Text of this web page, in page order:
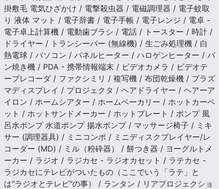
掛敷毛 電気ひざかけ / 電撃殺虫器 / 電磁調理器 / 電子蚊取
り 液体 マット / 電子辞書 / 電子手帳 / 電子レンジ / 電卓 -
電子卓上計算機 / 電動歯ブラシ / 電話 / トースター / 時計 /
ドライヤー / トランシーバー (無線機) / 生ごみ処理機 / 白
熱電球 / パソコン / パネルヒーター / ハロゲンヒーター / パ
ン焼き機 / PDA - 携帯情報端末 / ビデオカメラ / ビデオテ
ープレコーダ / ファクシミリ / 複写機 / 布団乾燥機 / プラズ
マディスプレイ / プロジェクタ / ヘアドライヤー / ヘアーア
イロン / ホームシアター / ホームベーカリー / ホットカーペ
ット / ホットサンドメーカー / ホットプレート / ポンプ 風
呂水ポンプ 水道ポンプ 揚水ポンプ / マッサージ椅子 / ミキ
サー (調理器具) / ミニコンポ / ミニディスクプレイヤー/レ
コーダー (MD) / ミル（粉砕器） / 餅つき器 / ヨーグルトメ
ーカー / ラジオ / ラジカセ - ラジオカセット / ラテカセ -
ラジカセにテレビがついたもの（ここでいう「ラテ」と
は"ラジオとテレビ"の事） / ランタン / リアプロジェクショ